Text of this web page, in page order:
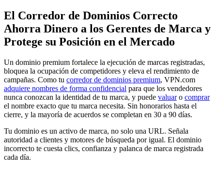
El Corredor de Dominios Correcto
Ahorra Dinero a los Gerentes de Marca y
Protege su Posición en el Mercado
Un dominio premium fortalece la ejecución de marcas registradas,
bloquea la ocupación de competidores y eleva el rendimiento de
campañas. Como tu corredor de dominios premium, VPN.com
adquiere nombres de forma confidencial para que los vendedores
nunca conozcan la identidad de tu marca, y puede valuaro comprar
el nombre exacto que tu marca necesita. Sin honorarios hasta el
cierre, y la mayoría de acuerdos se completan en 30 a 90 días.
Tu dominio es un activo de marca, no solo una URL. Señala
autoridad a clientes y motores de búsqueda por igual. El dominio
incorrecto te cuesta clics, confianza y palanca de marca registrada
cada día.